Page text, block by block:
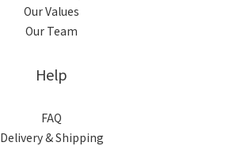
Our Values
Our Team
Help
FAQ
Delivery & Shipping